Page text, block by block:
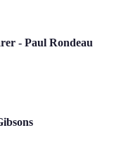
- Paul Rondeau